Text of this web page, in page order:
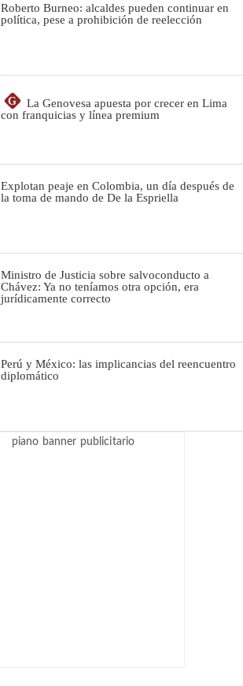
Roberto Burneo: alcaldes pueden continuar en
política, pese a prohibición de reelección
G
La Genovesa apuesta por crecer en Lima
con franquicias y línea premium
Explotan peaje en Colombia, un día después de
la toma de mando de De la Espriella
Ministro de Justicia sobre salvoconducto a
Chávez: Ya no teníamos otra opción, era
jurídicamente correcto
Perú y México: las implicancias del reencuentro
diplomático